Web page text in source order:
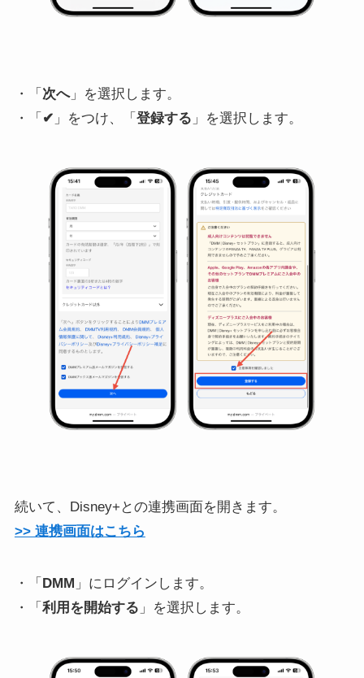
・「 次へ」を選択します。
・「 ✔︎ 」をつけ、「 登録する 」を選択します。
続いて、Disney+との連携画面を開きます。
>> 連携画面はこちら
・「 DMM 」にログインします。
・「 利用を開始する 」を選択します。